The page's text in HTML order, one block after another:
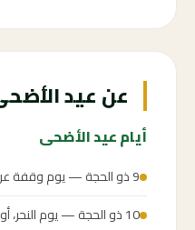
عن عيد
أيام عيد الأضحى
9 ذو الحجة — يوم وقفة عرفة
10 ذو الحجة — يوم النحر، أول أيام العيد